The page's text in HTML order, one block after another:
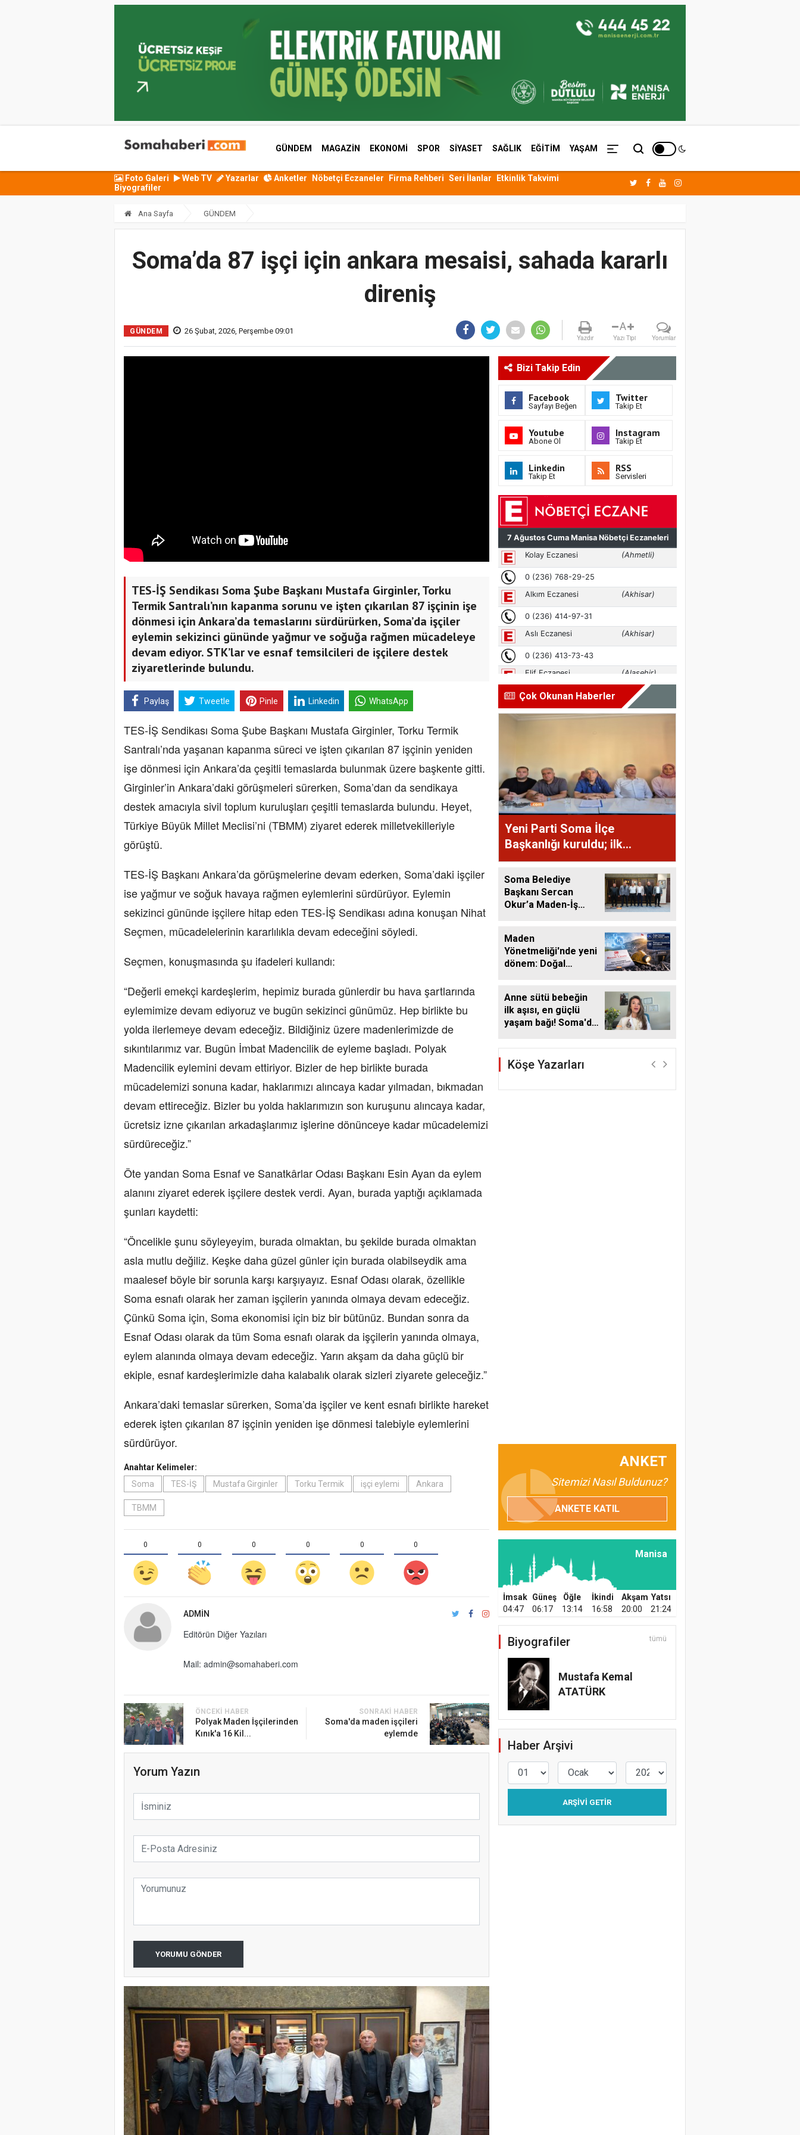
GÜNDEM MAGAZİN EKONOMİ SPOR SİYASET SAĞLIK EĞİTİM YAŞAM
Foto Galeri Web TV Yazarlar Anketler Nöbetçi Eczaneler Firma Rehberi Seri İlanlar
Etkinlik Takvimi
Biyografiler
Ana Sayfa GÜNDEM
Soma’da 87 işçi için ankara mesaisi, sahada kararlı
direniş
GÜNDEM 26 Şubat, 2026, Perşembe 09:01
Yazdır
A
Yazı Tipi Yorumlar
TES-İŞ Sendikası Soma Şube Başkanı Mustafa Girginler, Torku
Termik Santralı’nın kapanma sorunu ve işten çıkarılan 87 işçinin işe
dönmesi için Ankara’da temaslarını sürdürürken, Soma’da işçiler
eylemin sekizinci gününde yağmur ve soğuğa rağmen mücadeleye
devam ediyor. STK’lar ve esnaf temsilcileri de işçilere destek
ziyaretlerinde bulundu.
Paylaş Tweetle Pinle Linkedin WhatsApp
TES-İŞ Sendikası Soma Şube Başkanı Mustafa Girginler, Torku Termik
Santralı’nda yaşanan kapanma süreci ve işten çıkarılan 87 işçinin yeniden
işe dönmesi için Ankara’da çeşitli temaslarda bulunmak üzere başkente gitti.
Girginler’in Ankara’daki görüşmeleri sürerken, Soma’dan da sendikaya
destek amacıyla sivil toplum kuruluşları çeşitli temaslarda bulundu. Heyet,
Türkiye Büyük Millet Meclisi’ni (TBMM) ziyaret ederek milletvekilleriyle
görüştü.
TES-İŞ Başkanı Ankara’da görüşmelerine devam ederken, Soma’daki işçiler
ise yağmur ve soğuk havaya rağmen eylemlerini sürdürüyor. Eylemin
sekizinci gününde işçilere hitap eden TES-İŞ Sendikası adına konuşan Nihat
Seçmen, mücadelelerinin kararlılıkla devam edeceğini söyledi.
Seçmen, konuşmasında şu ifadeleri kullandı:
“Değerli emekçi kardeşlerim, hepimiz burada günlerdir bu hava şartlarında
eylemimize devam ediyoruz ve bugün sekizinci günümüz. Hep birlikte bu
yolda ilerlemeye devam edeceğiz. Bildiğiniz üzere madenlerimizde de
sıkıntılarımız var. Bugün İmbat Madencilik de eyleme başladı. Polyak
Madencilik eylemini devam ettiriyor. Bizler de hep birlikte burada
mücadelemizi sonuna kadar, haklarımızı alıncaya kadar yılmadan, bıkmadan
devam ettireceğiz. Bizler bu yolda haklarımızın son kuruşunu alıncaya kadar,
ücretsiz izne çıkarılan arkadaşlarımız işlerine dönünceye kadar mücadelemizi
sürdüreceğiz.”
Öte yandan Soma Esnaf ve Sanatkârlar Odası Başkanı Esin Ayan da eylem
alanını ziyaret ederek işçilere destek verdi. Ayan, burada yaptığı açıklamada
şunları kaydetti:
“Öncelikle şunu söyleyeyim, burada olmaktan, bu şekilde burada olmaktan
asla mutlu değiliz. Keşke daha güzel günler için burada olabilseydik ama
maalesef böyle bir sorunla karşı karşıyayız. Esnaf Odası olarak, özellikle
Soma esnafı olarak her zaman işçilerin yanında olmaya devam edeceğiz.
Çünkü Soma için, Soma ekonomisi için biz bir bütünüz. Bundan sonra da
Esnaf Odası olarak da tüm Soma esnafı olarak da işçilerin yanında olmaya,
eylem alanında olmaya devam edeceğiz. Yarın akşam da daha güçlü bir
ekiple, esnaf kardeşlerimizle daha kalabalık olarak sizleri ziyarete geleceğiz.”
Ankara’daki temaslar sürerken, Soma’da işçiler ve kent esnafı birlikte hareket
ederek işten çıkarılan 87 işçinin yeniden işe dönmesi talebiyle eylemlerini
sürdürüyor.
Anahtar Kelimeler:
Soma
TES-İŞ Mustafa Girginler Torku Termik işçi eylemi Ankara
TBMM
0 0 0 0 0 0
ADMIN
Editörün Diğer Yazıları
Mail: admin@somahaberi.com
ÖNCEKI HABER
Polyak Maden İşçilerinden
Kınık'a 16 Kil...
SONRAKI HABER
Soma'da maden işçileri
eylemde
Yorum Yazın
YORUMU GÖNDER
Bizi Takip Edin
Facebook
Sayfayı Beğen
Twitter
Takip Et
Youtube
Abone Ol
Instagram
Takip Et
Linkedin
Takip Et
RSS
Servisleri
Çok Okunan Haberler
Yeni Parti Soma İlçe
Başkanlığı kuruldu; ilk
açıklamanın gündemi İlksan
Özalper'in gözaltına alınması
oldu
Soma Belediye
Başkanı Sercan
Okur’a Maden-İş
Maden
Yönetmeliği'nde yeni
dönem: Doğal
rödövans işlemleri
hızlanacak
Anne sütü bebeğin
ilk aşısı, en güçlü
yaşam bağı! Soma'da
Haftası farkındalığı
Köşe Yazarları
ANKET
Sitemizi Nasıl Buldunuz?
ANKETE KATIL
Manisa
İmsak Güneş Öğle İkindi Akşam Yatsı
04:47
06:17 13:14 16:58 20:00 21:24
Biyografiler tümü
Mustafa Kemal
ATATÜRK
Haber Arşivi
ARŞIVI GETIR